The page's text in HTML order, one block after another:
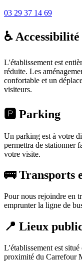
03 29 37 14 69
♿
L'établissement est
réduite. Les
confortable et un
visiteurs.
🅿️ Parking
Un parking est à votre
permettra de stationner
votre visite.
🚌 Transports
Pour nous rejoindre en
emprunter la ligne de
📍 Lieux
L'établissement est
proximité du Carrefour